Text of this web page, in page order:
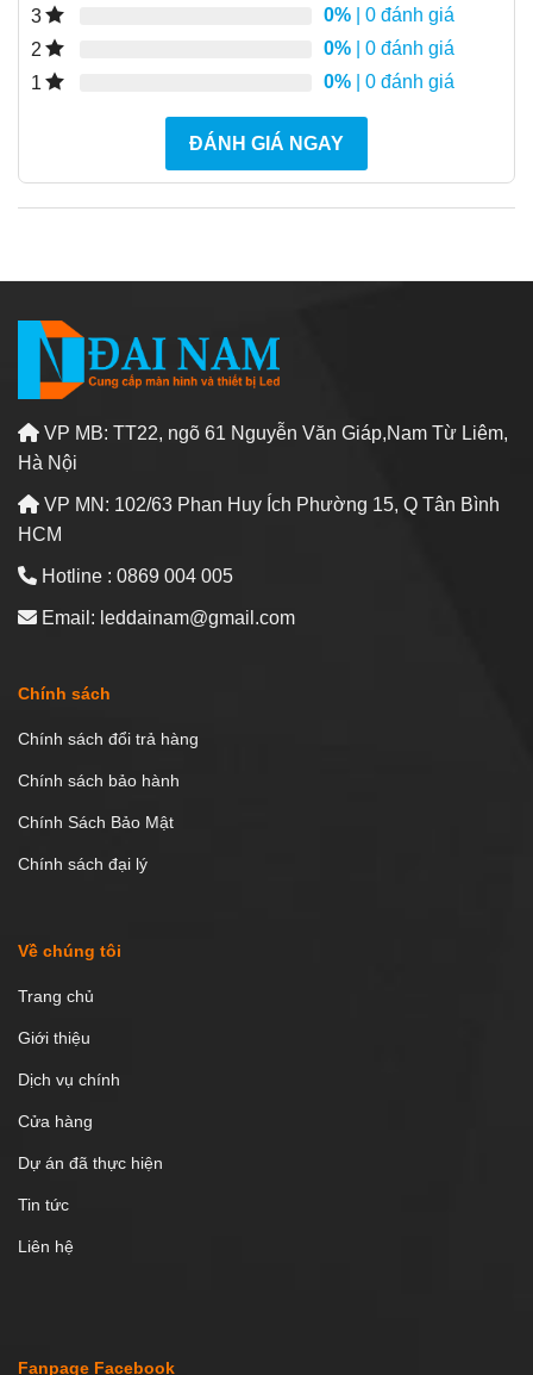
3
0% | 0 đánh giá
2
0% | 0 đánh giá
1
0% | 0 đánh giá
ĐÁNH GIÁ NGAY
VP MB: TT22, ngõ 61 Nguyễn Văn Giáp,Nam Từ Liêm,
Hà Nội
VP MN: 102/63 Phan Huy Ích Phường 15, Q Tân Bình
HCM
Hotline : 0869 004 005
Email: leddainam@gmail.com
Chính sách
Chính sách đổi trả hàng
Chính sách bảo hành
Chính Sách Bảo Mật
Chính sách đại lý
Về chúng tôi
Trang chủ
Giới thiệu
Dịch vụ chính
Cửa hàng
Dự án đã thực hiện
Tin tức
Liên hệ
Fanpage Facebook